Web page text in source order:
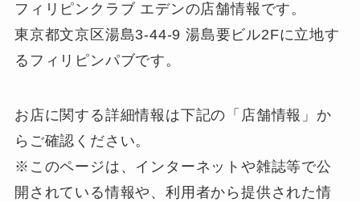
フィリピンクラブ エデンの店舗情報です。
東京都文京区湯島3-44-9 湯島要ビル2Fに立地す
るフィリピンパブです。
お店に関する詳細情報は下記の「店舗情報」か
らご確認ください。
※このページは、インターネットや雑誌等で公
開されている情報や、利用者から提供された情